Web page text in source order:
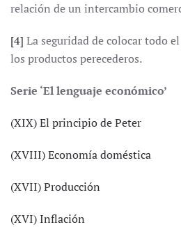
relación de un intercambio
[4] La seguridad de colocar todo
los productos perecederos.
Serie ‘El lenguaje económico’
(XIX) El principio de Peter
(XVIII) Economía doméstica
(XVII) Producción
(XVI) Inflación